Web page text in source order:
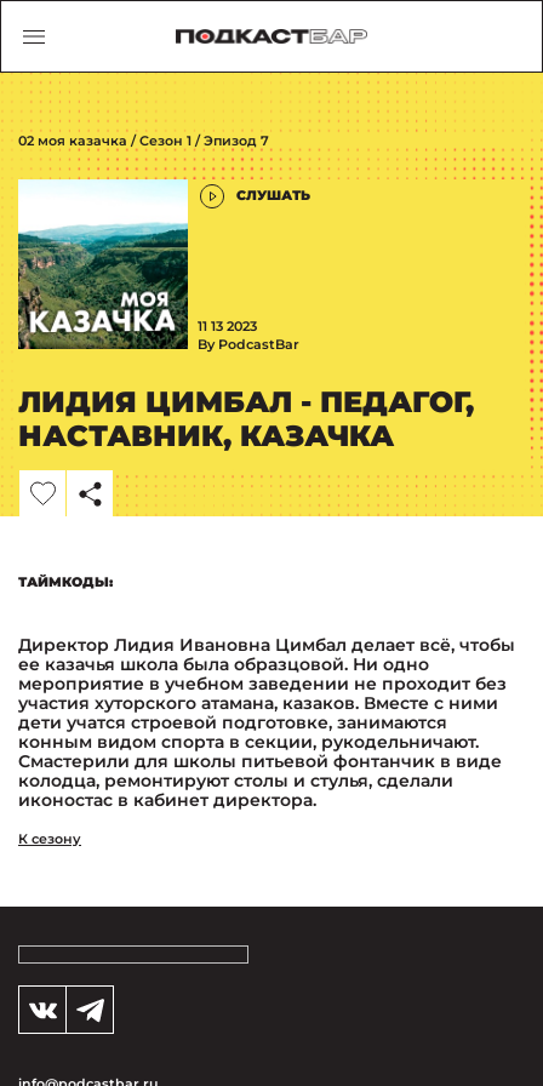
02 моя казачка / Сезон 1 / Эпизод 7
СЛУШАТЬ
11 13 2023
By PodcastBar
ЛИДИЯ ЦИМБАЛ - ПЕДАГОГ,
НАСТАВНИК, КАЗАЧКА
ТАЙМКОДЫ:
Директор Лидия Ивановна Цимбал делает всё, чтобы
ее казачья школа была образцовой. Ни одно
мероприятие в учебном заведении не проходит без
участия хуторского атамана, казаков. Вместе с ними
дети учатся строевой подготовке, занимаются
конным видом спорта в секции, рукодельничают.
Смастерили для школы питьевой фонтанчик в виде
колодца, ремонтируют столы и стулья, сделали
иконостас в кабинет директора.
К сезону